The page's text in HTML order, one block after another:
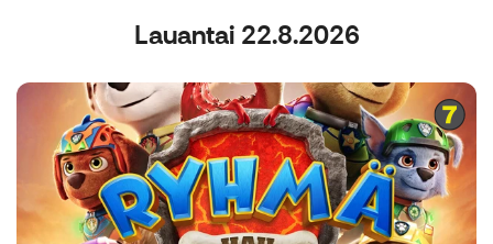
Lauantai 22.8.2026